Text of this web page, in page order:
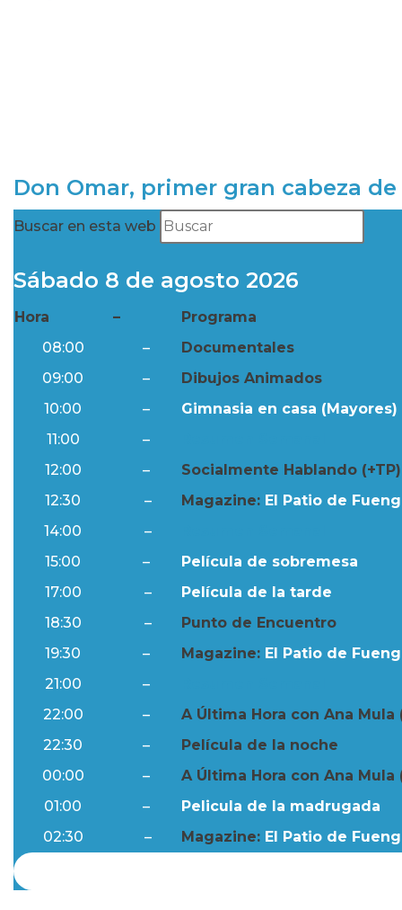
Don Omar, primer gran cabeza
Buscar en esta web
Sábado 8 de agosto 2026
Hora –
Programa
08:00
–
Documentales
09:00
–
Dibujos Animados
10:00
–
Gimnasia en casa (Mayores)
11:00
–
12:00
–
Socialmente Hablando (+TP)
12:30
– Magazine: El Patio de
14:00
–
15:00
–
Película de sobremesa
17:00
–
Película de la tarde
18:30
–
Punto de Encuentro
19:30
– Magazine: El Patio de
21:00
–
22:00
–
A Última Hora con Ana Mula
22:30
–
Película de la noche
00:00
–
A Última Hora con Ana Mula
01:00
–
Pelicula de la madrugada
02:30
– Magazine: El Patio de